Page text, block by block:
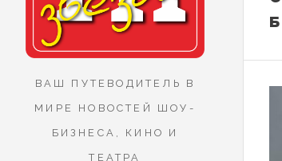
ВАШ ПУТЕВОДИТЕЛЬ В
МИРЕ НОВОСТЕЙ ШОУ-
БИЗНЕСА, КИНО И
ТЕАТРА